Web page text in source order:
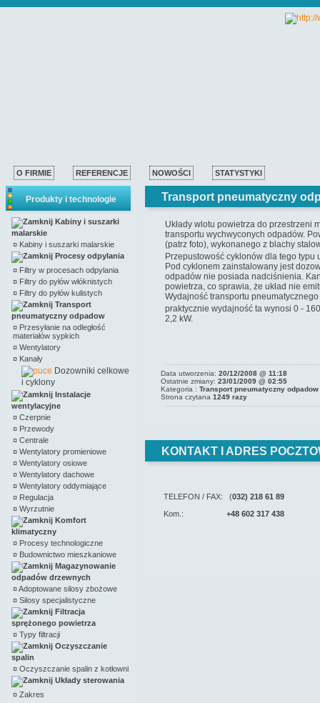
O FIRMIE REFERENCJE NOWOŚCI STATYSTYKI
Produkty i technologie
Kabiny i suszarki
malarskie
¤ Kabiny i suszarki malarskie
Procesy odpylania
¤ Filtry w procesach odpylania
¤ Filtry do pyłów włóknistych
¤ Filtry do pyłów kulistych
Transport
pneumatyczny odpadow
¤ Przesyłanie na odległość
materiałów sypkich
¤ Wentylatory
¤ Kanały
Dozowniki celkowe
i cyklony
Instalacje
wentylacyjne
¤ Czerpnie
¤ Przewody
¤ Centrale
¤ Wentylatory promieniowe
¤ Wentylatory osiowe
¤ Wentylatory dachowe
¤ Wentylatory oddymiające
¤ Regulacja
¤ Wyrzutnie
Komfort
klimatyczny
¤ Procesy technologiczne
¤ Budownictwo mieszkaniowe
Magazynowanie
odpadów drzewnych
¤Adoptowane silosy zbożowe
¤ Silosy specjalistyczne
Filtracja
sprężonego powietrza
¤ Typy filtracji
Oczyszczanie
spalin
¤ Oczyszczanie spalin z kotłowni
Układy sterowania
¤ Zakres
Transport pneumatyczny
Układy wlotu powietrza do
transportu wychwyconych odpadów.
(patrz foto), wykonanego z blachy
Przepustowość cyklonów dla tego
Pod cyklonem zainstalowany jest
odpadów nie posiada nadciśnienia.
powietrza, co sprawia, że układ nie
Wydajność transportu
praktycznie wydajność ta wynosi 0 -
2,2 kW.
Data utworzenia: 20/12/2008 @ 11:18
Ostatnie zmiany: 23/01/2009 @ 02:55
Kategoria : Transport pneumatyczny odpadow
Strona czytana 1249 razy
KONTAKT I ADRES
TELEFON / FAX: (032) 218 61 89
Kom.: +48 602 317 438